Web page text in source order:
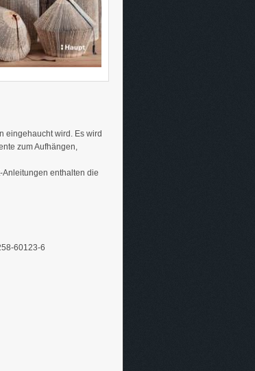
eingehaucht wird. Es wird
zum Aufhängen,
enthalten die
60123-6